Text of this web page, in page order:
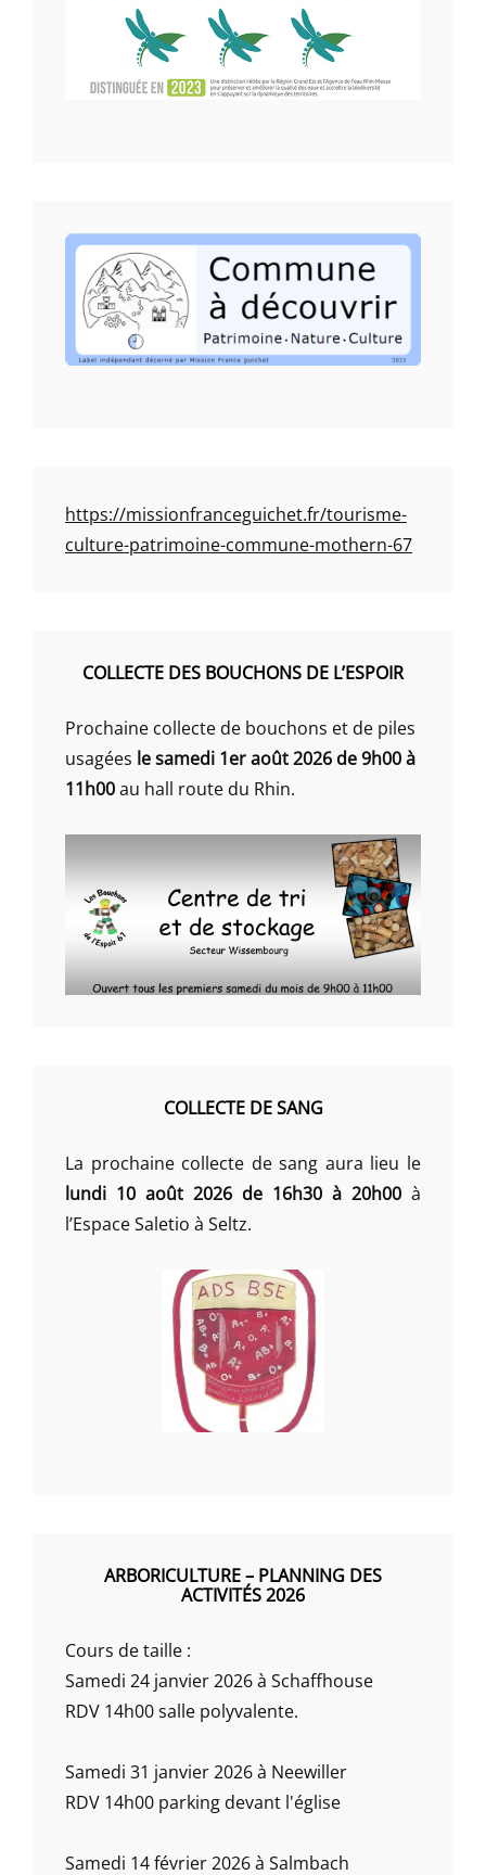
https://missionfranceguichet.fr/tourisme-
culture-patrimoine-commune-mothern-67
COLLECTE DES BOUCHONS DE L’ESPOIR
Prochaine collecte de bouchons et de piles
usagées le samedi 1er août 2026 de 9h00 à
11h00au hall route du Rhin.
COLLECTE DE SANG
La prochaine collecte de sang aura lieu le
lundi 10 août 2026 de 16h30 à 20h00 à
l’Espace Saletio à Seltz.
ARBORICULTURE – PLANNING DES
ACTIVITÉS 2026
Cours de taille :
Samedi 24 janvier 2026 à Schaffhouse
RDV 14h00 salle polyvalente.
Samedi 31 janvier 2026 à Neewiller
RDV 14h00 parking devant l'église
Samedi 14 février 2026 à Salmbach